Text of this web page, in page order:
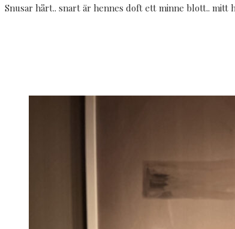
Snusar hårt.. snart är hennes doft ett minne blott.. mitt